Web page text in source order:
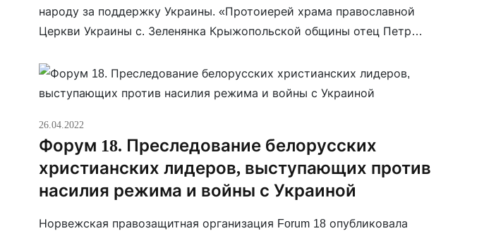
народу за поддержку Украины. «Протоиерей храма православной
Церкви Украины с. Зеленянка Крыжопольской общины отец Петр
поддержку и помощь от польского народа и за душевный […]
26.04.2022
Форум 18. Преследование белорусских
христианских лидеров, выступающих против
насилия режима и войны с Украиной
Норвежская правозащитная организация Forum 18 опубликовала